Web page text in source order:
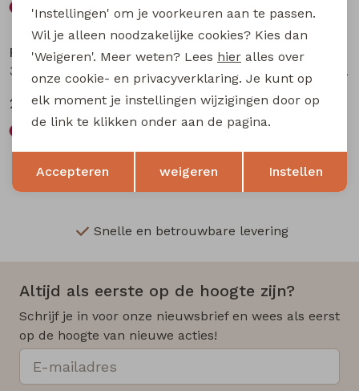
Nieuw
Persival
22,99
Nieuw
Persival
3310403 W20220 meisjes sweatshirt Wijnrood
22,99
Snelle en betrouwbare levering
Altijd als eerste op de hoogte zijn?
Schrijf je in voor onze nieuwsbrief en wees als eerst
op de hoogte van nieuwe acties!
Terug Opslaan
'Instellingen' om je voorkeuren aan te passen.
Wil je alleen noodzakelijke cookies? Kies dan
'Weigeren'. Meer weten? Lees hier alles over
onze cookie- en privacyverklaring. Je kunt op
elk moment je instellingen wijzigingen door op
de link te klikken onder aan de pagina.
Accepteren weigeren Instellen